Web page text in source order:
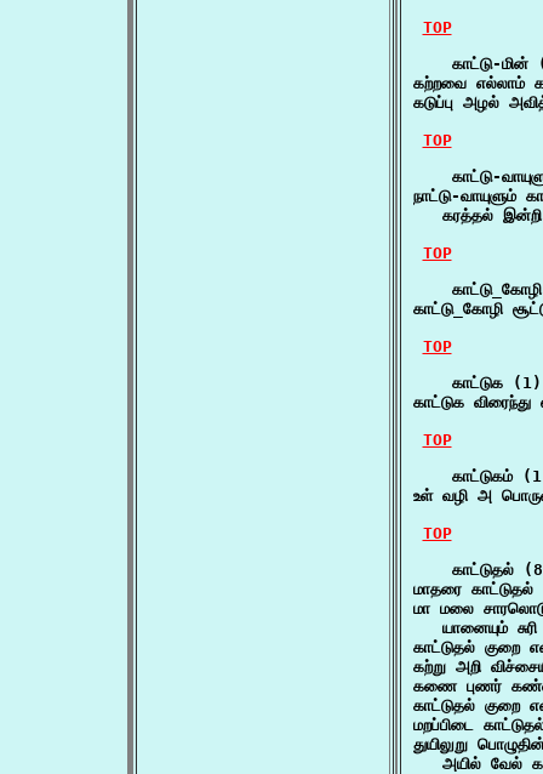
TOP
காட்டு-மின்
கற்றவை எல்லாம்
கடுப்பு அழல்
TOP
காட்டு-
நாட்டு-வாயுளும்
கரத்தல்
TOP
காட்டு_கோழி
TOP
    காட்டுக (1)
காட்டுக
TOP
காட்டுகம்
உள் வழி அ
TOP
காட்டுதல்
மாதரை
மா மலை
யானையும்
காட்டுதல் குறை
கற்று அறி
கணை புணர்
காட்டுதல்
மறப்பிடை
துயிலுறு
அயில் வேல்